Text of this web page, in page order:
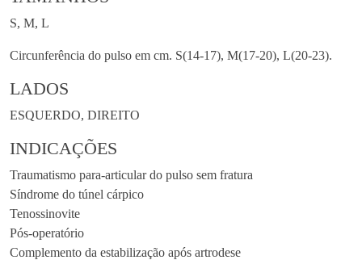
S, M, L
Circunferência do pulso em cm. S(14-17), M(17-20), L(20-23).
LADOS
ESQUERDO, DIREITO
INDICAÇÕES
Traumatismo para-articular do pulso sem fratura
Síndrome do túnel cárpico
Tenossinovite
Pós-operatório
Complemento da estabilização após artrodese